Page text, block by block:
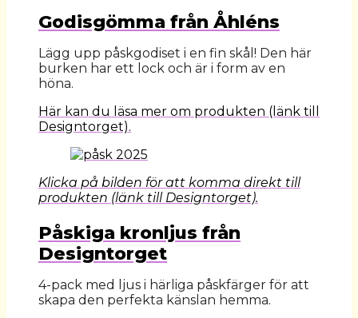
Godisgömma från Åhléns
Lägg upp påskgodiset i en fin skål! Den här
burken har ett lock och är i form av en
höna.
Här kan du läsa mer om produkten (länk till
Designtorget).
Klicka på bilden för att komma direkt till
produkten (länk till Designtorget).
Påskiga kronljus från
Designtorget
4-pack med ljus i härliga påskfärger för att
skapa den perfekta känslan hemma.